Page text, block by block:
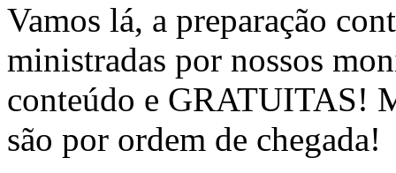
Vamos lá, a preparação
ministradas por nossos
conteúdo e GRATUITAS!
são por ordem de chegada!